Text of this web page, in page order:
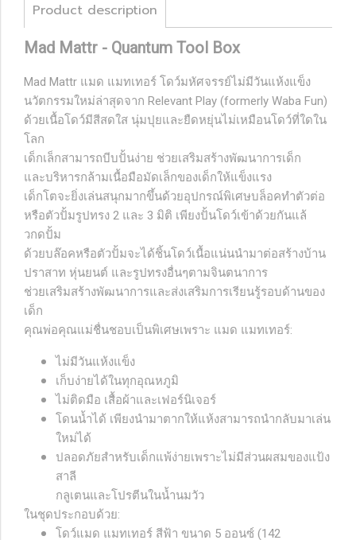
Product description
Mad Mattr - Quantum Tool Box
Mad Mattr แมด แมทเทอร์ โดว์มหัศจรรย์ไม่มีวันแห้งแข็ง
นวัตกรรมใหม่ล่าสุดจาก Relevant Play (formerly Waba Fun)
ด้วยเนื้อโดว์มีสีสดใส นุ่มปุยและยืดหยุ่นไม่เหมือนโดว์ที่ใดใน
โลก
เด็กเล็กสามารถบีบปั้นง่าย ช่วยเสริมสร้างพัฒนาการเด็ก
และบริหารกล้ามเนื้อมือมัดเล็กของเด็กให้แข็งแรง
เด็กโตจะยิ่งเล่นสนุกมากขึ้นด้วยอุปกรณ์พิเศษบล็อคทำตัวต่อ
หรือตัวปั้มรูปทรง 2 และ 3 มิติ เพียงปั้นโดว์เข้าด้วยกันแล้
วกดปั้ม
ด้วยบล๊อคหรือตัวปั้มจะได้ชิ้นโดว์เนื้อแน่นนำมาต่อสร้างบ้าน
ปราสาท หุ่นยนต์ และรูปทรงอื่นๆตามจินตนาการ
ช่วยเสริมสร้างพัฒนาการและส่งเสริมการเรียนรู้รอบด้านของ
เด็ก
คุณพ่อคุณแม่ชื่นชอบเป็นพิเศษเพราะ แมด แมทเทอร์:
ไม่มีวันแห้งแข็ง
เก็บง่ายได้ในทุกอุณหภูมิ
ไม่ติดมือ เสื้อผ้าและเฟอร์นิเจอร์
โดนน้ำได้ เพียงนำมาตากให้แห้งสามารถนำกลับมาเล่น
ใหม่ได้
ปลอดภัยสำหรับเด็กแพ้ง่ายเพราะไม่มีส่วนผสมของแป้ง
สาลี
กลูเตนและโปรตีนในน้ำนมวัว
ในชุดประกอบด้วย:
โดว์แมด แมทเทอร์ สีฟ้า ขนาด 5 ออนซ์ (142